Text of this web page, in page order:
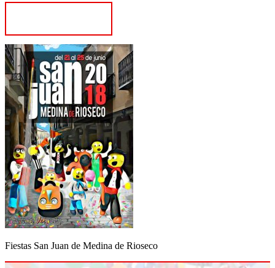
Fiestas San Juan de Medina de Rioseco